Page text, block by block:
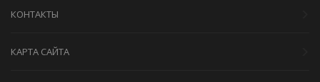
КОНТАКТЫ
КАРТА САЙТА